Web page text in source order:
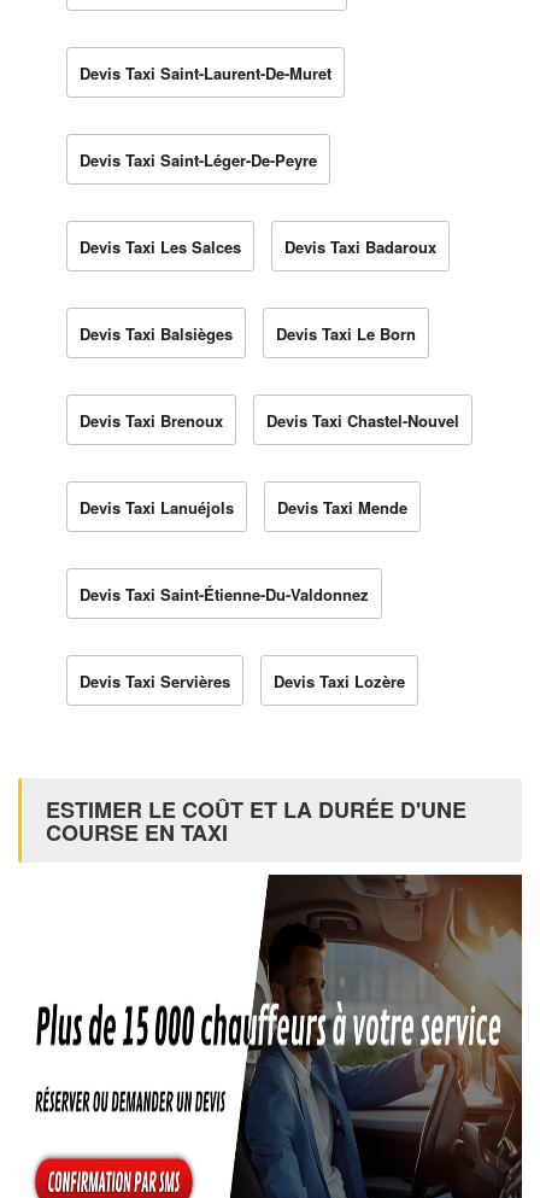
Devis Taxi Saint-Laurent-De-Muret
Devis Taxi Saint-Léger-De-Peyre
Devis Taxi Les Salces Devis Taxi Badaroux
Devis Taxi Balsièges Devis Taxi Le Born
Devis Taxi Brenoux Devis Taxi Chastel-Nouvel
Devis Taxi Lanuéjols Devis Taxi Mende
Devis Taxi Saint-Étienne-Du-Valdonnez
Devis Taxi Servières Devis Taxi Lozère
ESTIMER LE COÛT ET LA DURÉE D'UNE
COURSE EN TAXI